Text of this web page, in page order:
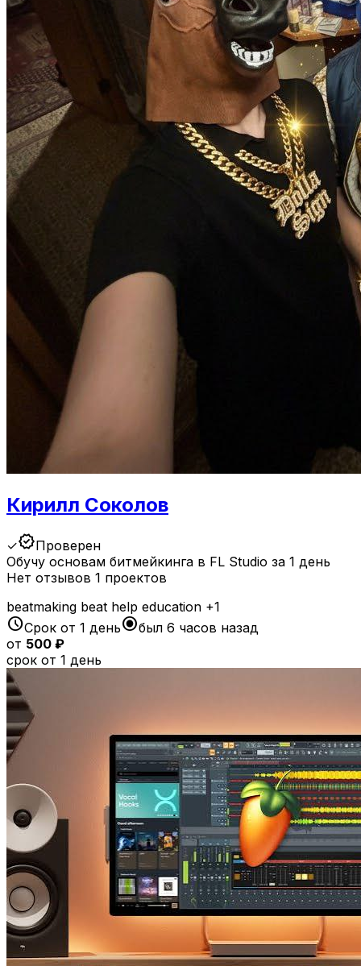
Кирилл Соколов
✓verifiedПроверен
Обучу основам битмейкинга в FL Studio за 1 день
Нет отзывов 1 проектов
beatmaking beat help education +1
scheduleСрок от 1 деньradio_button_checkedбыл 6 часов назад
от 500 ₽
срок от 1 день